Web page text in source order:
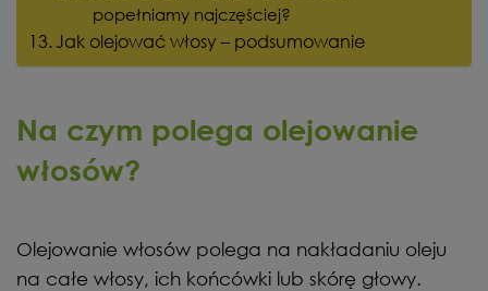
popełniamy najczęściej?
Jak olejować włosy – podsumowanie
Na czym polega olejowanie
włosów?
Olejowanie włosów polega na nakładaniu oleju
na całe włosy, ich końcówki lub skórę głowy.